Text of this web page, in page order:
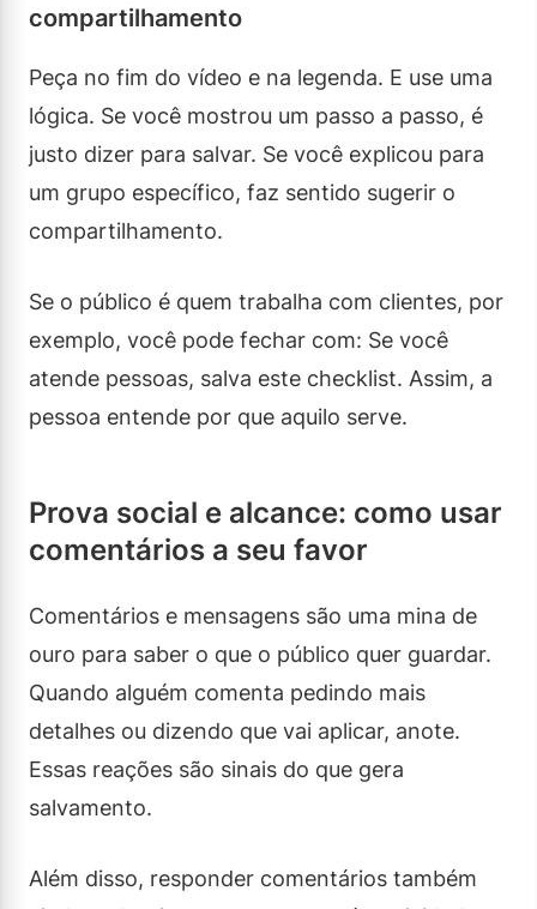
compartilhamento
Peça no fim do vídeo e na legenda. E use uma
lógica. Se você mostrou um passo a passo, é
justo dizer para salvar. Se você explicou para
um grupo específico, faz sentido sugerir o
compartilhamento.
Se o público é quem trabalha com clientes, por
exemplo, você pode fechar com: Se você
atende pessoas, salva este checklist. Assim, a
pessoa entende por que aquilo serve.
Prova social e alcance: como usar
comentários a seu favor
Comentários e mensagens são uma mina de
ouro para saber o que o público quer guardar.
Quando alguém comenta pedindo mais
detalhes ou dizendo que vai aplicar, anote.
Essas reações são sinais do que gera
salvamento.
Além disso, responder comentários também